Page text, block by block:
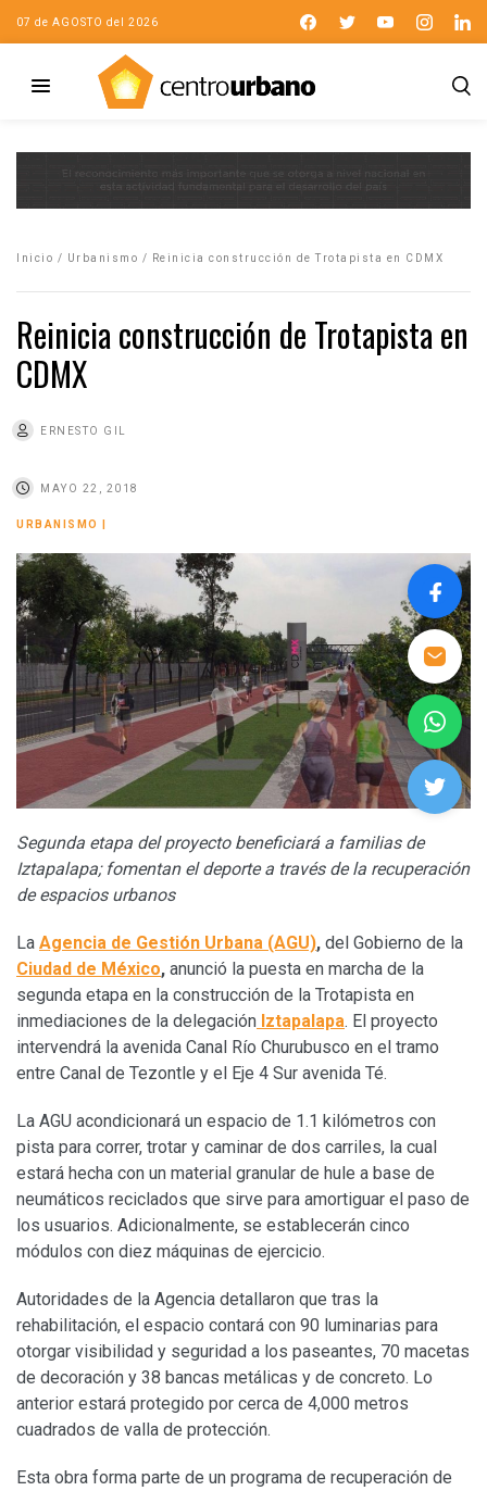
07 de AGOSTO del 2026
Inicio / Urbanismo / Reinicia construcción de Trotapista en CDMX
Reinicia construcción de Trotapista en
CDMX
ERNESTO GIL
MAYO 22, 2018
URBANISMO
Segunda etapa del proyecto beneficiará a familias de
Iztapalapa; fomentan el deporte a través de la recuperación
de espacios urbanos
La Agencia de Gestión Urbana (AGU), del Gobierno de la
Ciudad de México, anunció la puesta en marcha de la
segunda etapa en la construcción de la Trotapista en
inmediaciones de la delegación Iztapalapa. El proyecto
intervendrá la avenida Canal Río Churubusco en el tramo
entre Canal de Tezontle y el Eje 4 Sur avenida Té.
La AGU acondicionará un espacio de 1.1 kilómetros con
pista para correr, trotar y caminar de dos carriles, la cual
estará hecha con un material granular de hule a base de
neumáticos reciclados que sirve para amortiguar el paso de
los usuarios. Adicionalmente, se establecerán cinco
módulos con diez máquinas de ejercicio.
Autoridades de la Agencia detallaron que tras la
rehabilitación, el espacio contará con 90 luminarias para
otorgar visibilidad y seguridad a los paseantes, 70 macetas
de decoración y 38 bancas metálicas y de concreto. Lo
anterior estará protegido por cerca de 4,000 metros
cuadrados de valla de protección.
Esta obra forma parte de un programa de recuperación de